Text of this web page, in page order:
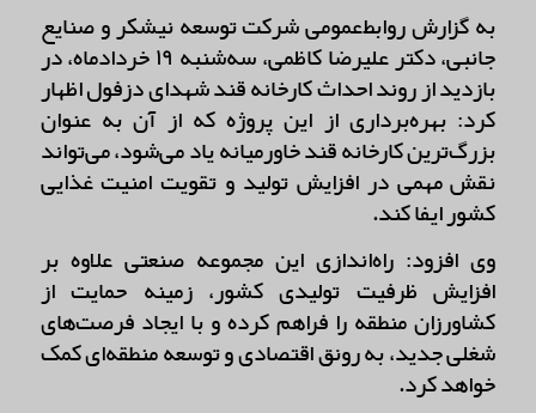
به گزارش روابط‌عمومی شرکت توسعه نیشکر و صنایع
جانبی، دکتر علیرضا کاظمی، سه‌شنبه ۱۹ خردادماه، در
بازدید از روند احداث کارخانه قند شهدای دزفول اظهار
کرد: بهره‌برداری از این پروژه که از آن به عنوان
بزرگ‌ترین کارخانه قند خاورمیانه یاد می‌شود، می‌تواند
نقش مهمی در افزایش تولید و تقویت امنیت غذایی
کشور ایفا کند.
وی افزود: راه‌اندازی این مجموعه صنعتی علاوه بر
افزایش ظرفیت تولیدی کشور، زمینه حمایت از
کشاورزان منطقه را فراهم کرده و با ایجاد فرصت‌های
شغلی جدید، به رونق اقتصادی و توسعه منطقه‌ای کمک
خواهد کرد.